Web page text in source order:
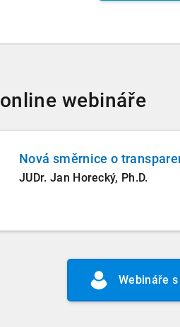
online webináře
Nová směrnice o
JUDr. Jan Horecký, Ph.D.
Webináře